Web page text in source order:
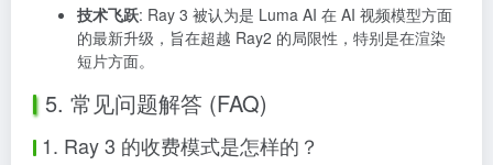
技术飞跃: Ray 3 被认为是 Luma AI 在 AI 视频模型方面
的最新升级，旨在超越 Ray2 的局限性，特别是在渲染
短片方面。
5. 常见问题解答 (FAQ)
1. Ray 3 的收费模式是怎样的？